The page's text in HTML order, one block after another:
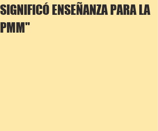
SIGNIFICÓ ENSEÑANZA PARA LA
PMM"